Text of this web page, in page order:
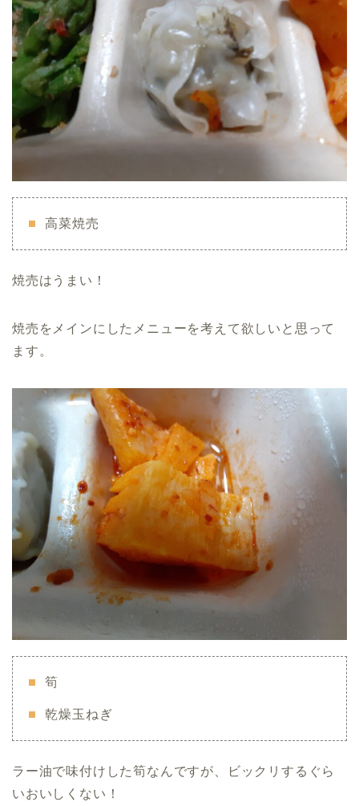
高菜焼売
焼売はうまい！
焼売をメインにしたメニューを考えて欲しいと思って
ます。
筍
乾燥玉ねぎ
ラー油で味付けした筍なんですが、ビックリするぐら
いおいしくない！